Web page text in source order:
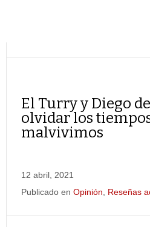
El Turry y Diego
olvidar los
malvivimos
12 abril, 2021
Publicado en Opinión Reseñas